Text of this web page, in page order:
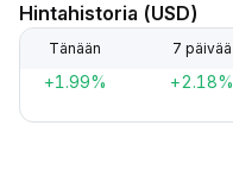
Hintahistoria (USD)
Tänään 7 päivää
+1.99% +2.18%